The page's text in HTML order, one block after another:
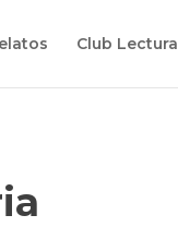
Club Lectura